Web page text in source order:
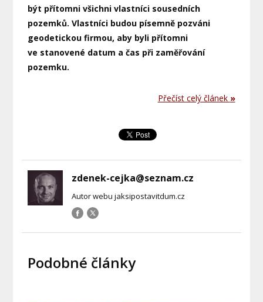
být přítomni všichni vlastníci sousedních
pozemků. Vlastníci budou písemně pozváni
geodetickou firmou, aby byli přítomni
ve stanovené datum a čas při zaměřování
pozemku.
Přečíst celý článek »
zdenek-cejka@seznam.cz
Autor webu jaksipostavitdum.cz
Podobné články